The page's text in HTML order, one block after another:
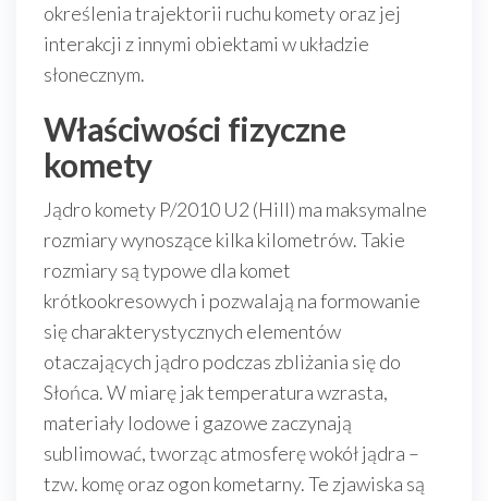
określenia trajektorii ruchu komety oraz jej
interakcji z innymi obiektami w układzie
słonecznym.
Właściwości fizyczne
komety
Jądro komety P/2010 U2 (Hill) ma maksymalne
rozmiary wynoszące kilka kilometrów. Takie
rozmiary są typowe dla komet
krótkookresowych i pozwalają na formowanie
się charakterystycznych elementów
otaczających jądro podczas zbliżania się do
Słońca. W miarę jak temperatura wzrasta,
materiały lodowe i gazowe zaczynają
sublimować, tworząc atmosferę wokół jądra –
tzw. komę oraz ogon kometarny. Te zjawiska są